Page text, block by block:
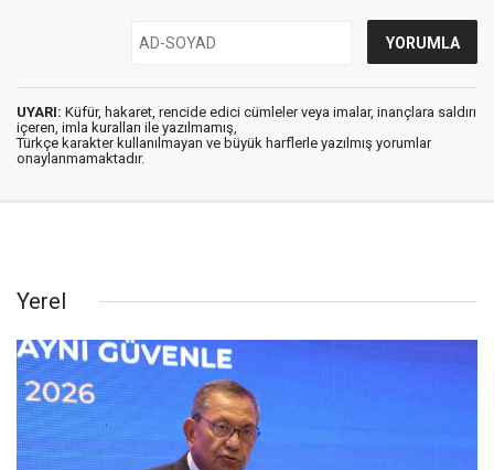
UYARI: Küfür, hakaret, rencide edici cümleler veya imalar, inançlara saldırı
içeren, imla kuralları ile yazılmamış,
Türkçe karakter kullanılmayan ve büyük harflerle yazılmış yorumlar
onaylanmamaktadır.
Yerel